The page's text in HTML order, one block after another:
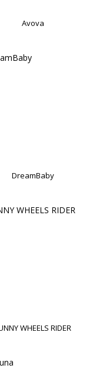
Avova
DreamBaby
WHEELS RIDER